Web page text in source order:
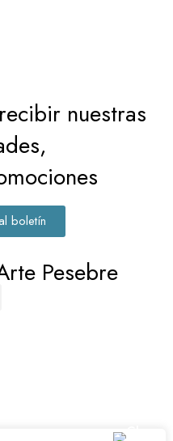
nuestras
boletín
Pesebre